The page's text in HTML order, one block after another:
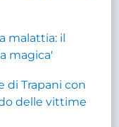
malattia: il
magica'
di Trapani con
delle vittime